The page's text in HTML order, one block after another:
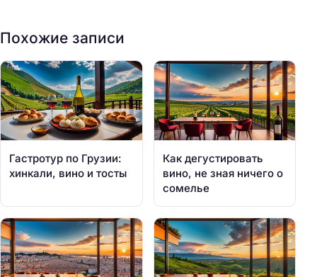
Похожие записи
Гастротур по Грузии:
хинкали, вино и тосты
Как дегустировать
вино, не зная ничего о
сомелье